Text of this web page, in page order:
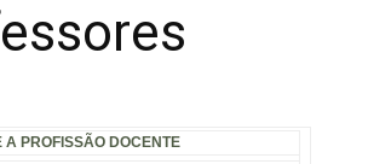
PROFISSÃO DOCENTE